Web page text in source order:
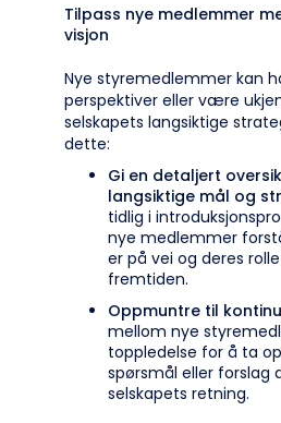
Tilpass nye medlemmer
visjon
Nye styremedlemmer kan
perspektiver eller være
selskapets langsiktige
dette:
Gi en detaljert
langsiktige mål og
tidlig i
nye medlemmer
er på vei og deres
fremtiden.
Oppmuntre til
mellom nye
toppledelse for å ta
spørsmål eller forslag
selskapets retning.